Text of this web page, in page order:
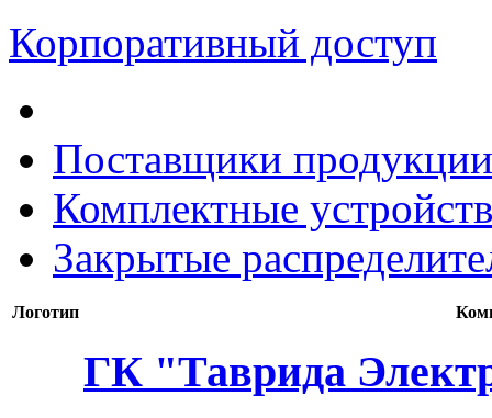
Корпоративный доступ
Поставщики
Комплектные
Закрытые
Логотип
ГК "Таврида